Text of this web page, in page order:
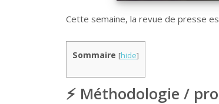
Cette semaine, la revue de presse
Sommaire [hide]
⚡ Méthodologie /